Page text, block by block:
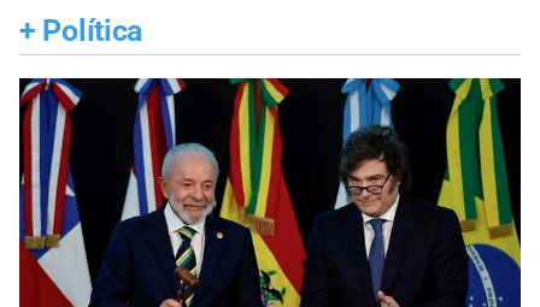
+ Política